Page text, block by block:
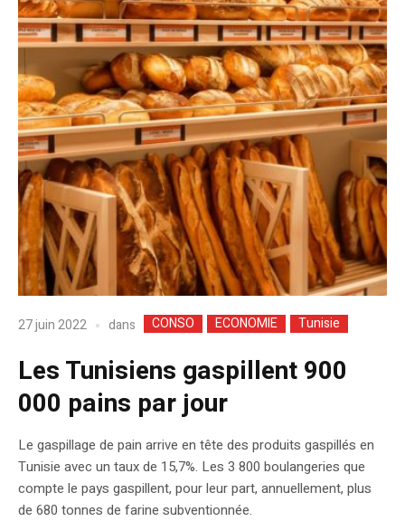
27 juin 2022 dans CONSO ECONOMIE Tunisie
Les Tunisiens gaspillent 900
000 pains par jour
Le gaspillage de pain arrive en tête des produits gaspillés en
Tunisie avec un taux de 15,7%. Les 3 800 boulangeries que
compte le pays gaspillent, pour leur part, annuellement, plus
de 680 tonnes de farine subventionnée.